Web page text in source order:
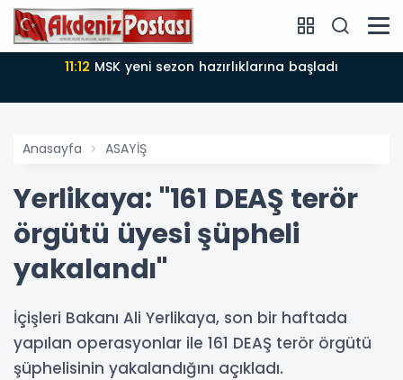
11:12 MSK yeni sezon hazırlıklarına başladı
Anasayfa ASAYİŞ
Yerlikaya: "161 DEAŞ terör
örgütü üyesi şüpheli
yakalandı"
İçişleri Bakanı Ali Yerlikaya, son bir haftada
yapılan operasyonlar ile 161 DEAŞ terör örgütü
şüphelisinin yakalandığını açıkladı.